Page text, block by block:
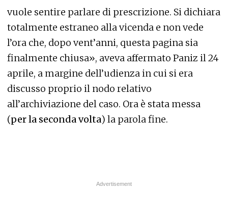
vuole sentire parlare di prescrizione. Si dichiara
totalmente estraneo alla vicenda e non vede
l’ora che, dopo vent’anni, questa pagina sia
finalmente chiusa», aveva affermato Paniz il 24
aprile, a margine dell’udienza in cui si era
discusso proprio il nodo relativo
all’archiviazione del caso. Ora è stata messa
(per la seconda volta) la parola fine.